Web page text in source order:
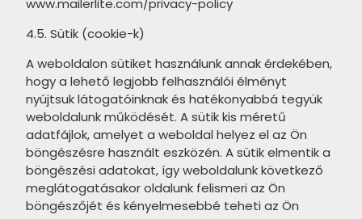
TUBADZIN Sheen termékcsalád
TUBADZIN Tissue termékcsalád
TUBADZIN Shinestone
termékcsalád
TUBADZIN Macchia termékcsalád
TUBADZIN Harmonic termékcsalád
TUBADZIN Horizon termékcsalád
MARAZZI Treverkfusion
termékcsalád
MARAZZI Vivo termékcsalád
MARAZZI Alma termékcsalád
MARAZZI Progress termékcsalád
MARAZZI TreverkHome
termékcsalád
www.mailerlite.com/privacy-policy
4.5. Sütik (cookie-k)
A weboldalon sütiket használunk annak érdekében,
hogy a lehető legjobb felhasználói élményt
nyújtsuk látogatóinknak és hatékonyabbá tegyük
weboldalunk működését. A sütik kis méretű
adatfájlok, amelyet a weboldal helyez el az Ön
böngészésre használt eszközén. A sütik elmentik a
böngészési adatokat, így weboldalunk következő
meglátogatásakor oldalunk felismeri az Ön
böngészőjét és kényelmesebbé teheti az Ön